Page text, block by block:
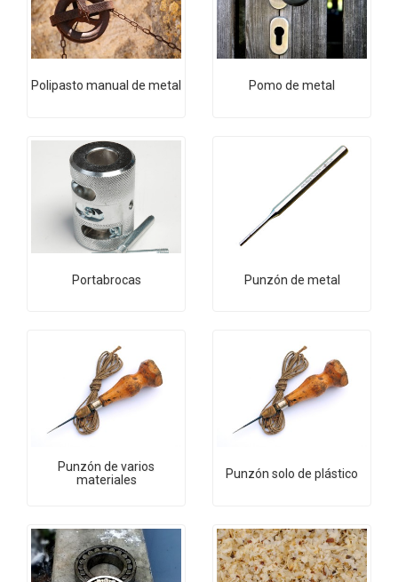
Polipasto manual de metal Pomo de metal
Portabrocas Punzón de metal
Punzón de varios
materiales
Punzón solo de plástico